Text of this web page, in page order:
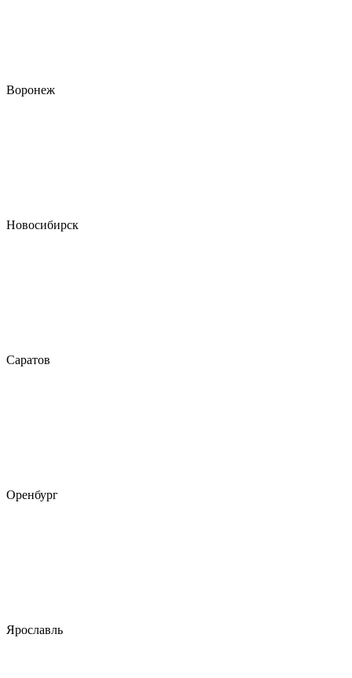
Воронеж
Новосибирск
Саратов
Оренбург
Ярославль